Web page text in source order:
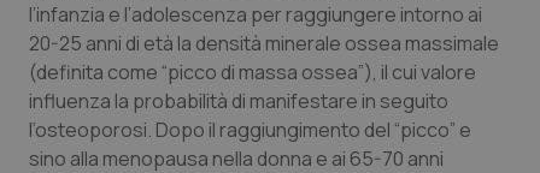
Tumore ovarico
Tumori del Polmone & Testa Collo
Tumori gastrointestinali
l’infanzia e l’adolescenza per raggiungere intorno ai
20-25 anni di età la densità minerale ossea massimale
(definita come “picco di massa ossea”), il cui valore
influenza la probabilità di manifestare in seguito
l’osteoporosi. Dopo il raggiungimento del “picco” e
sino alla menopausa nella donna e ai 65-70 anni